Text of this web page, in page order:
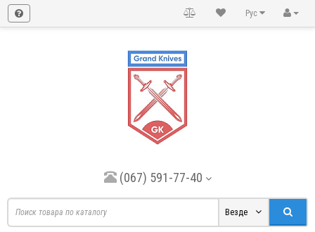
Рус
(067) 591-77-40
Везде